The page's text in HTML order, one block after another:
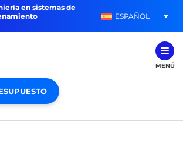
en sistemas de
ESPAÑOL
MENÚ